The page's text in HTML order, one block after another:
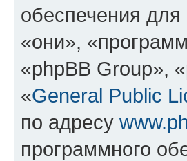
обеспечения
«они»,
«phpBB Group»,
«General Public
по адресу
программного